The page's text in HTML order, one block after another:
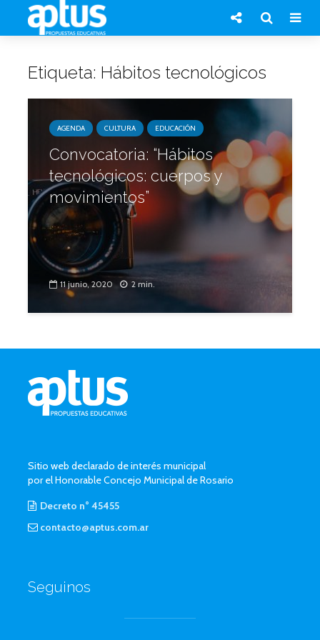
Etiqueta: Hábitos tecnológicos
AGENDA CULTURA EDUCACIÓN
Convocatoria: “Hábitos
tecnológicos: cuerpos y
movimientos”
11 junio, 2020 2 min.
Sitio web declarado de interés municipal
por el Honorable Concejo Municipal de Rosario
Decreto n° 45455
contacto@aptus.com.ar
Seguinos